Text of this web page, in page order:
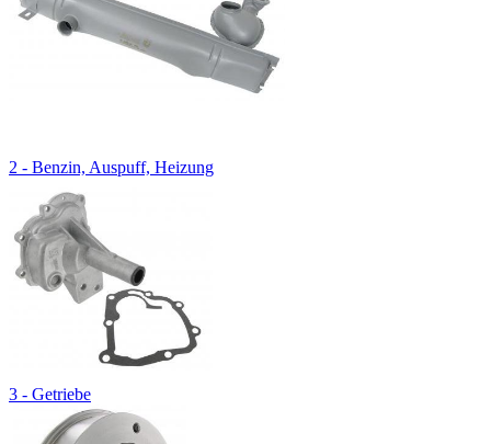
2 - Benzin, Auspuff, Heizung
3 - Getriebe